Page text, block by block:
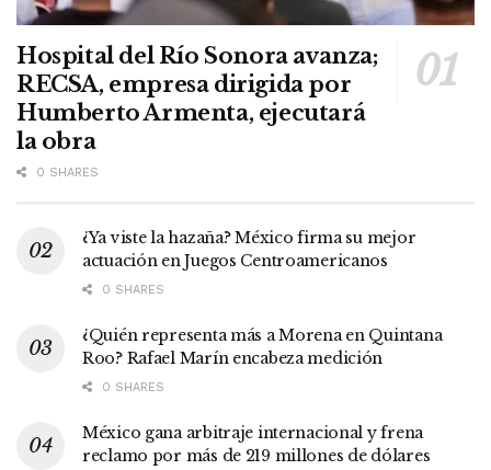
Hospital del Río Sonora avanza;
RECSA, empresa dirigida por
Humberto Armenta, ejecutará
la obra
0 SHARES
¿Ya viste la hazaña? México firma su mejor
actuación en Juegos Centroamericanos
0 SHARES
¿Quién representa más a Morena en Quintana
Roo? Rafael Marín encabeza medición
0 SHARES
México gana arbitraje internacional y frena
reclamo por más de 219 millones de dólares